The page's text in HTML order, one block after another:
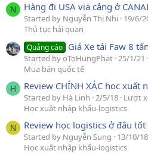
N Hàng đi USA via cảng ở
Started by Nguyễn Thị Nhi 19/6/
Thủ tục hải quan
Quảng cáo Giá Xe tải Faw 8
Started by oToHungPhat 25/1/21
Mua bán quốc tế
H Review CHÍNH XÁC học xuất
Started by Hà Linh 2/5/18 Lượt
Học xuất nhập khẩu-logistics
N Review học logistics ở đâu tốt
Started by Nguyễn Sung 13/10/18
Học xuất nhập khẩu-logistics